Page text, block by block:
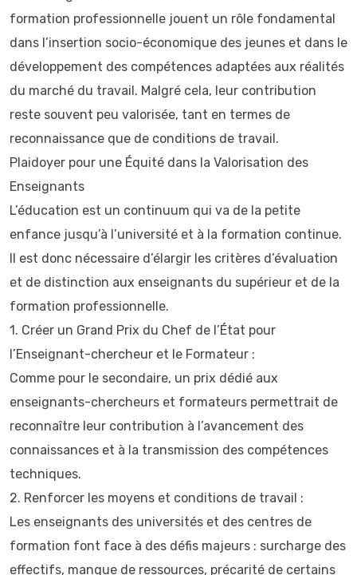
formation professionnelle jouent un rôle fondamental
dans l’insertion socio-économique des jeunes et dans le
développement des compétences adaptées aux réalités
du marché du travail. Malgré cela, leur contribution
reste souvent peu valorisée, tant en termes de
reconnaissance que de conditions de travail.
Plaidoyer pour une Équité dans la Valorisation des
Enseignants
L’éducation est un continuum qui va de la petite
enfance jusqu’à l’université et à la formation continue.
Il est donc nécessaire d’élargir les critères d’évaluation
et de distinction aux enseignants du supérieur et de la
formation professionnelle.
1.⁠ ⁠Créer un Grand Prix du Chef de l’État pour
l’Enseignant-chercheur et le Formateur :
Comme pour le secondaire, un prix dédié aux
enseignants-chercheurs et formateurs permettrait de
reconnaître leur contribution à l’avancement des
connaissances et à la transmission des compétences
techniques.
2.⁠ ⁠Renforcer les moyens et conditions de travail :
Les enseignants des universités et des centres de
formation font face à des défis majeurs : surcharge des
effectifs, manque de ressources, précarité de certains